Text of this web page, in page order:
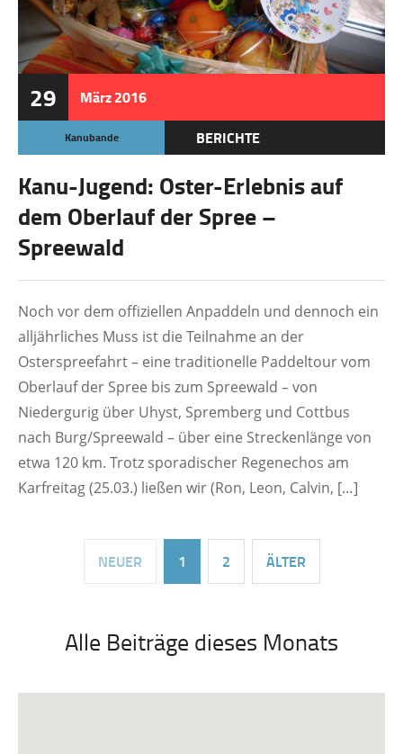
29 März2016
Kanubande BERICHTE
Kanu-Jugend: Oster-Erlebnis auf
dem Oberlauf der Spree –
Spreewald
Noch vor dem offiziellen Anpaddeln und dennoch ein
alljährliches Muss ist die Teilnahme an der
Osterspreefahrt – eine traditionelle Paddeltour vom
Oberlauf der Spree bis zum Spreewald – von
Niedergurig über Uhyst, Spremberg und Cottbus
nach Burg/Spreewald – über eine Streckenlänge von
etwa 120 km. Trotz sporadischer Regenechos am
Karfreitag (25.03.) ließen wir (Ron, Leon, Calvin, […]
NEUER 1 2 ÄLTER
Alle Beiträge dieses Monats